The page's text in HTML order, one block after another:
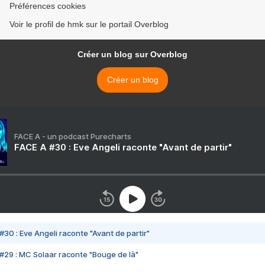
Préférences cookies
Voir le profil de hmk sur le portail Overblog
Créer un blog sur Overblog
Créer un blog
FACE A - un podcast Purecharts
FACE A #30 : Eve Angeli raconte "Avant de partir"
#30 : Eve Angeli raconte "Avant de partir"
#29 : MC Solaar raconte "Bouge de là"